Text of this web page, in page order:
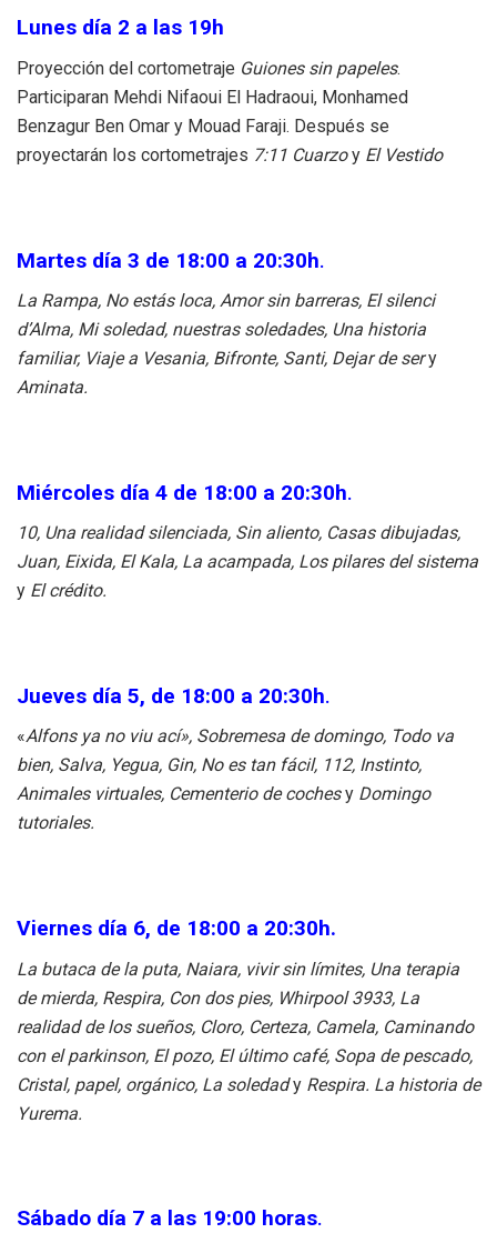
Lunes día 2 a las 19h
Proyección del cortometraje Guiones sin papeles.
Participaran Mehdi Nifaoui El Hadraoui, Monhamed
Benzagur Ben Omar y Mouad Faraji. Después se
proyectarán los cortometrajes 7:11 Cuarzoy El Vestido
Martes día 3 de 18:00 a 20:30h.
La Rampa, No estás loca, Amor sin barreras, El silenci
d’Alma, Mi soledad, nuestras soledades, Una historia
familiar, Viaje a Vesania, Bifronte, Santi, Dejar de sery
Aminata.
Miércoles día 4 de 18:00 a 20:30h.
10, Una realidad silenciada, Sin aliento, Casas dibujadas,
Juan, Eixida, El Kala, La acampada, Los pilares del sistema
y El crédito.
Jueves día 5, de 18:00 a 20:30h.
«Alfons ya no viu ací», Sobremesa de domingo, Todo va
bien, Salva, Yegua, Gin, No es tan fácil, 112, Instinto,
Animales virtuales, Cementerio de cochesy Domingo
tutoriales.
Viernes día 6, de 18:00 a 20:30h.
La butaca de la puta, Naiara, vivir sin límites, Una terapia
de mierda, Respira, Con dos pies, Whirpool 3933, La
realidad de los sueños, Cloro, Certeza, Camela, Caminando
con el parkinson, El pozo, El último café, Sopa de pescado,
Cristal, papel, orgánico, La soledady Respira. La historia de
Yurema.
Sábado día 7 a las 19:00 horas.